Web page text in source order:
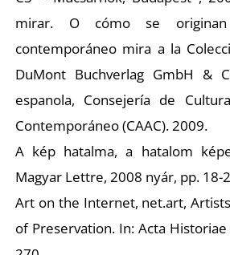
mirar. O cómo se
contemporáneo mira a la
DuMont Buchverlag GmbH &
espanola, Consejería de
Contemporáneo (CAAC). 2009.
A kép hatalma, a hatalom
Magyar Lettre, 2008 nyár, pp. 18-
Art on the Internet, net.art,
of Preservation. In: Acta